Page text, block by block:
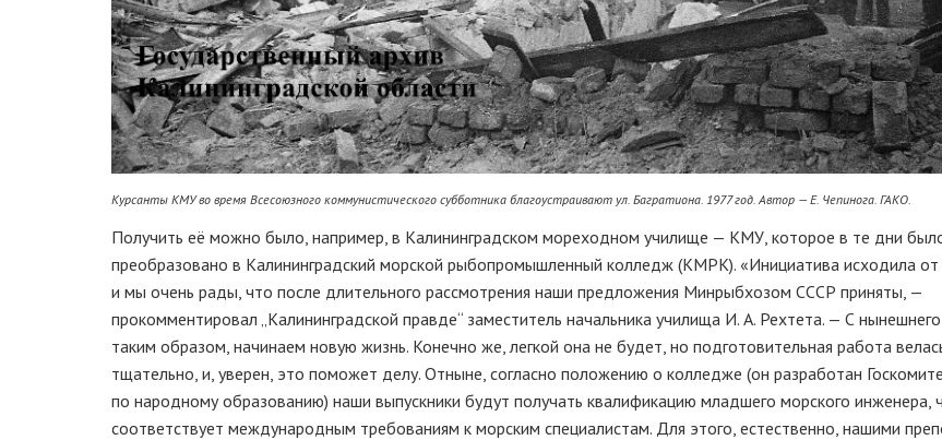
Курсанты КМУ во время Всесоюзного коммунистического субботника благоустраивают ул. Багратиона. 1977 год. Автор — Е. Чепинога. ГАКО.
Получить её можно было, например, в Калининградском мореходном училище — КМУ, которое в те дни
преобразовано в Калининградский морской рыбопромышленный колледж (КМРК). «Инициатива исходила
и мы очень рады, что после длительного рассмотрения наши предложения Минрыбхозом СССР приняты, —
прокомментировал „Калининградской правде“ заместитель начальника училища И. А. Рехтета. — С
таким образом, начинаем новую жизнь. Конечно же, легкой она не будет, но подготовительная работа
тщательно, и, уверен, это поможет делу. Отныне, согласно положению о колледже (он разработан
по народному образованию) наши выпускники будут получать квалификацию младшего морского инженера,
соответствует международным требованиям к морским специалистам. Для этого, естественно, нашими